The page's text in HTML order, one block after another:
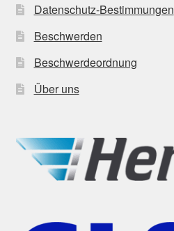
Datenschutz-Bestimmungen
Beschwerden
Beschwerdeordnung
Über uns